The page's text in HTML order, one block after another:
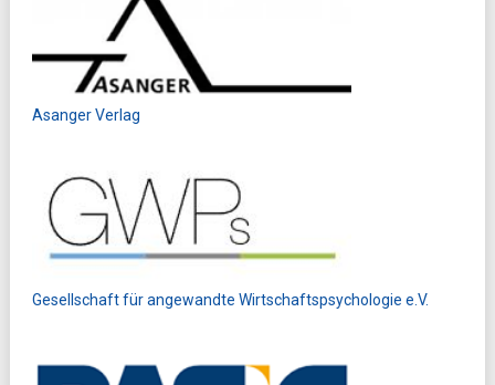
Asanger Verlag
Gesellschaft für angewandte Wirtschaftspsychologie e.V.